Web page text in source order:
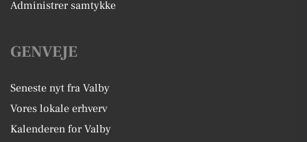
Administrer samtykke
GENVEJE
Seneste nyt fra Valby
Vores lokale erhverv
Kalenderen for Valby